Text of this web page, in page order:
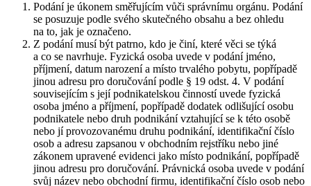
Podání je úkonem směřujícím vůči správnímu orgánu. Podání
se posuzuje podle svého skutečného obsahu a bez ohledu
na to, jak je označeno.
Z podání musí být patrno, kdo je činí, které věci se týká
a co se navrhuje. Fyzická osoba uvede v podání jméno,
příjmení, datum narození a místo trvalého pobytu, popřípadě
jinou adresu pro doručování podle § 19 odst. 4. V podání
souvisejícím s její podnikatelskou činností uvede fyzická
osoba jméno a příjmení, popřípadě dodatek odlišující osobu
podnikatele nebo druh podnikání vztahující se k této osobě
nebo jí provozovanému druhu podnikání, identifikační číslo
osob a adresu zapsanou v obchodním rejstříku nebo jiné
zákonem upravené evidenci jako místo podnikání, popřípadě
jinou adresu pro doručování. Právnická osoba uvede v podání
svůj název nebo obchodní firmu, identifikační číslo osob nebo